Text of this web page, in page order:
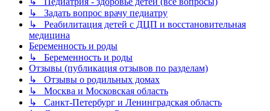
↳ Задать вопрос врачу педиатру
↳ Реабилитация детей с ДЦП и восстановительная
медицина
Беременность и роды
↳ Беременность и роды
Отзывы (публикация отзывов по разделам)
↳ Отзывы о родильных домах
↳ Москва и Московская область
↳ Санкт-Петербург и Ленинградская область